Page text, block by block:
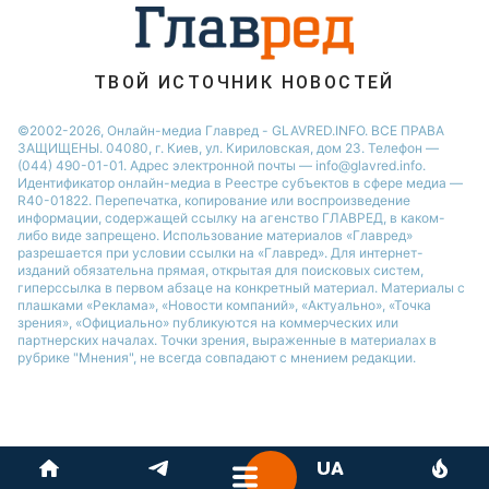
Новости Запорожья
Новости Одессы
ТВОЙ ИСТОЧНИК НОВОСТЕЙ
©2002-2026, Онлайн-медиа Главред - GLAVRED.INFO. ВСЕ ПРАВА
ЗАЩИЩЕНЫ. 04080, г. Киев, ул. Кириловская, дом 23. Телефон —
(044) 490-01-01. Адрес электронной почты — info@glavred.info.
Идентификатор онлайн-медиа в Реестре cубъектов в сфере медиа —
R40-01822. Перепечатка, копирование или воспроизведение
информации, содержащей ссылку на агенство ГЛАВРЕД, в каком-
либо виде запрещено. Использование материалов «Главред»
разрешается при условии ссылки на «Главред». Для интернет-
изданий обязательна прямая, открытая для поисковых систем,
гиперссылка в первом абзаце на конкретный материал. Материалы с
плашками «Реклама», «Новости компаний», «Актуально», «Точка
зрения», «Официально» публикуются на коммерческих или
партнерских началах. Точки зрения, выраженные в материалах в
рубрике "Мнения", не всегда совпадают с мнением редакции.